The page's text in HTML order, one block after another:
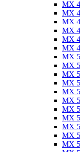
MX
MX
MX
MX
MX
MX
MX
MX
MX
MX
MX
MX
MX
MX
MX
MX
MX